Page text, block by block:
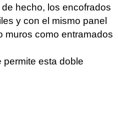
hecho, los encofrados
y con el mismo panel
muros como entramados
permite esta doble